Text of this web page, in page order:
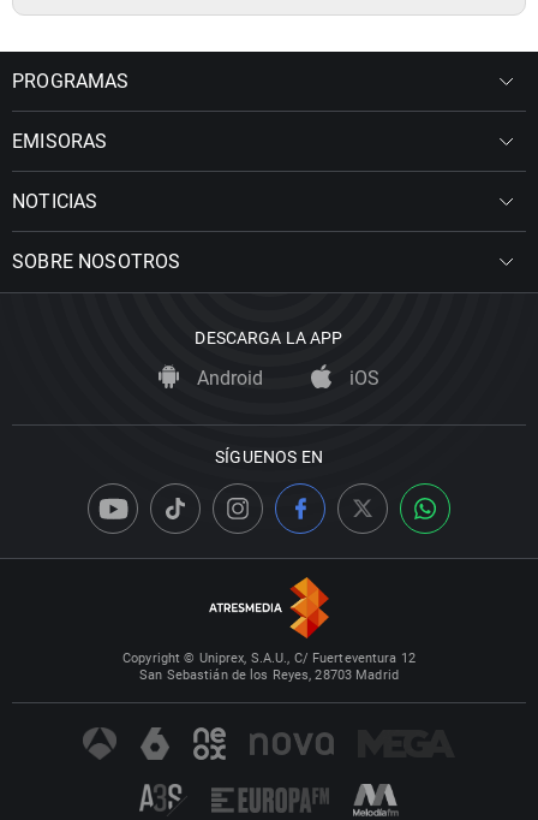
PROGRAMAS
EMISORAS
NOTICIAS
SOBRE NOSOTROS
DESCARGA LA APP
Android iOS
SÍGUENOS EN
Copyright © Uniprex, S.A.U., C/ Fuerteventura 12
San Sebastián de los Reyes, 28703 Madrid